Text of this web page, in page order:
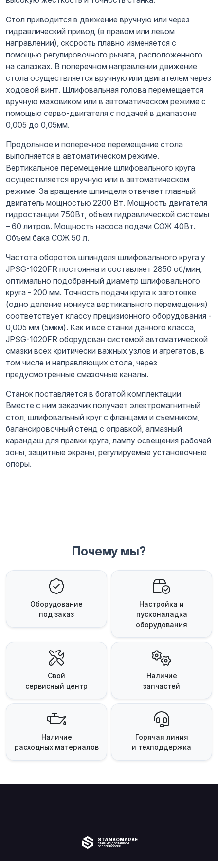
Стол приводится в движение вручную или через
гидравлический привод (в правом или левом
направлении), скорость плавно изменяется с
помощью регулировочного рычага, расположенного
на салазках. В поперечном направлении движение
стола осуществляется вручную или двигателем через
ходовой винт. Шлифовальная голова перемещается
вручную маховиком или в автоматическом режиме с
помощью серво-двигателя с подачей в диапазоне
0,005 до 0,05мм.
Продольное и поперечное перемещение стола
выполняется в автоматическом режиме.
Вертикальное перемещение шлифовального круга
осуществляется вручную или в автоматическом
режиме. За вращение шпинделя отвечает главный
двигатель мощностью 2200 Вт. Мощность двигателя
гидростанции 750Вт, объем гидравлической системы
– 60 литров. Мощность насоса подачи СОЖ 40Вт.
Объем бака СОЖ 50 л.
Частота оборотов шпинделя шлифовального круга у
JPSG-1020FR постоянна и составляет 2850 об/мин,
оптимально подобранный диаметр шлифовального
круга - 200 мм. Точность подачи круга к заготовке
(одно деление нониуса вертикального перемещения)
соответствует классу прецизионного оборудования -
0,005 мм (5мкм). Как и все станки данного класса,
JPSG-1020FR оборудован системой автоматической
смазки всех критически важных узлов и агрегатов, в
том числе и направляющих стола, через
предусмотренные смазочные каналы.
Станок поставляется в богатой комплектации.
Вместе с ним заказчик получает электромагнитный
стол, шлифовальный круг с фланцами и съемником,
балансировочный стенд с оправкой, алмазный
карандаш для правки круга, лампу освещения рабочей
зоны, защитные экраны, регулируемые установочные
опоры.
Почему мы?
Оборудование
под заказ
Настройка и
пусконаладка
оборудования
Свой
сервисный центр
Наличие
запчастей
Наличие
расходных материалов
Горячая линия
и техподдержка
STANKOMARKET
СТАНКИ С ДОСТАВКОЙ
ПО ВСЕЙ РОССИИ